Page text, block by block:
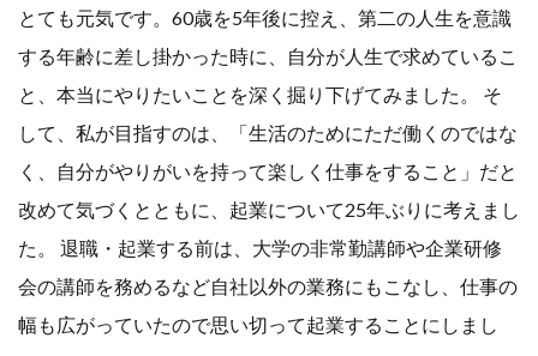
とても元気です。60歳を5年後に控え、第二の人生を意識
する年齢に差し掛かった時に、自分が人生で求めているこ
と、本当にやりたいことを深く掘り下げてみました。 そ
して、私が目指すのは、「生活のためにただ働くのではな
く、自分がやりがいを持って楽しく仕事をすること」だと
改めて気づくとともに、起業について25年ぶりに考えまし
た。 退職・起業する前は、大学の非常勤講師や企業研修
会の講師を務めるなど自社以外の業務にもこなし、仕事の
幅も広がっていたので思い切って起業することにしまし